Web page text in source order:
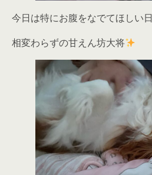
今日は特にお腹をなでてほしい
相変わらずの甘えん坊大将